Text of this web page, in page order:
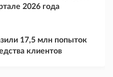
2026 года
17,5 млн попыток
клиентов